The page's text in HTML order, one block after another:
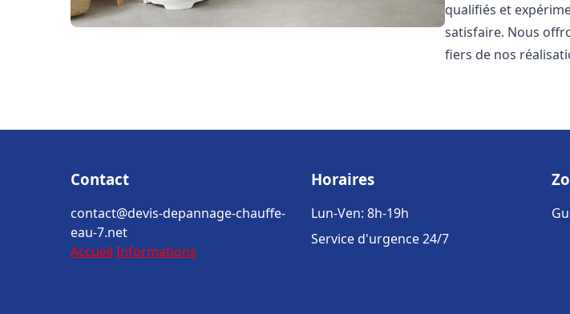
qualifiés et
satisfaire. Nous
fiers de nos
Contact
contact@devis-depannage-chauffe-
eau-7.net
Accueil Informations
Horaires
Lun-Ven: 8h-19h
Service d'urgence 24/7